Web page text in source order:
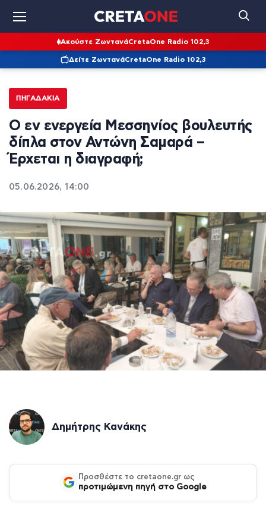
Ακούστε ΖωντανάCretaOne Radio 102,3
Δείτε ΖωντανάCretaOne Radio 102,3
ΠΗΓΑΔΆΚΙΑ
Ο εν ενεργεία Μεσσηνίος βουλευτής
δίπλα στον Αντώνη Σαμαρά –
Έρχεται η διαγραφή;
05.06.2026, 14:00
Δημήτρης Κανάκης
Προσθέστε το cretaone.gr ως
προτιμώμενη πηγή στο Google